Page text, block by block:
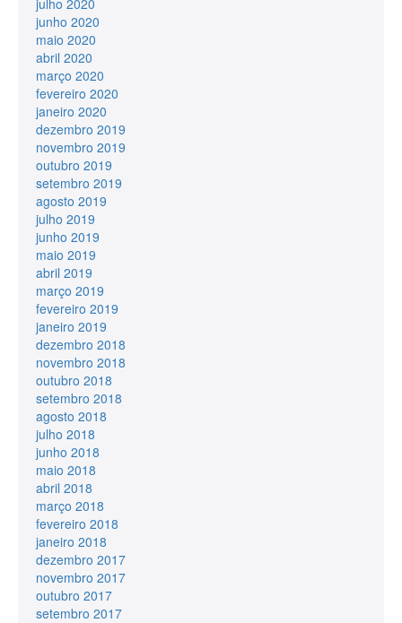
junho 2020
maio 2020
abril 2020
março 2020
fevereiro 2020
janeiro 2020
dezembro 2019
novembro 2019
outubro 2019
setembro 2019
agosto 2019
julho 2019
junho 2019
maio 2019
abril 2019
março 2019
fevereiro 2019
janeiro 2019
dezembro 2018
novembro 2018
outubro 2018
setembro 2018
agosto 2018
julho 2018
junho 2018
maio 2018
abril 2018
março 2018
fevereiro 2018
janeiro 2018
dezembro 2017
novembro 2017
outubro 2017
setembro 2017